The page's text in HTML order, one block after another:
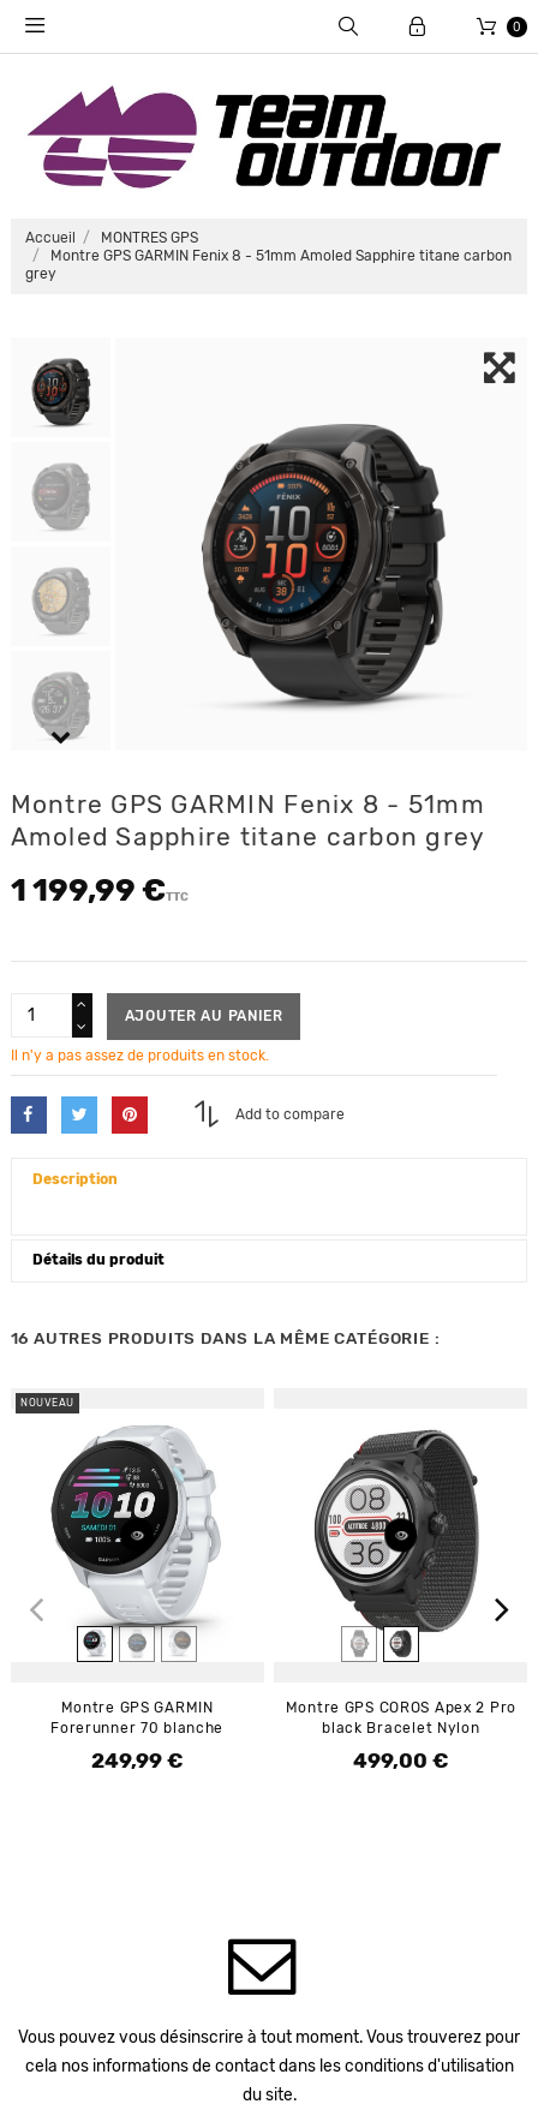
0
Accueil
MONTRES GPS
Montre GPS GARMIN Fenix 8 - 51mm Amoled Sapphire titane carbon
grey
Montre GPS GARMIN Fenix 8 - 51mm
Amoled Sapphire titane carbon grey
1 199,99 €TTC
AJOUTER AU PANIER
Il n'y a pas assez de produits en stock.
Add to compare
Description
Détails du produit
16 AUTRES PRODUITS DANS LA MÊME CATÉGORIE :
NOUVEAU
Montre GPS GARMIN
Forerunner 70 blanche
Prix
249,99 €
Montre GPS COROS Apex 2 Pro
black Bracelet Nylon
Prix
499,00 €
Vous pouvez vous désinscrire à tout moment. Vous trouverez pour
cela nos informations de contact dans les conditions d'utilisation
du site.